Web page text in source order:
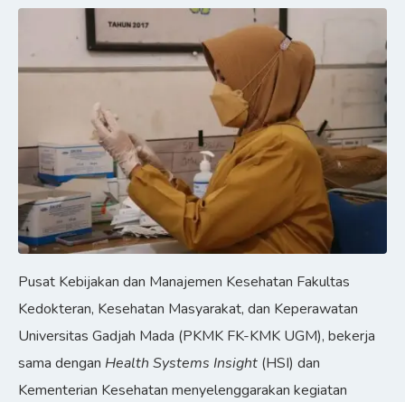
Pusat Kebijakan dan Manajemen Kesehatan Fakultas
Kedokteran, Kesehatan Masyarakat, dan Keperawatan
Universitas Gadjah Mada (PKMK FK-KMK UGM), bekerja
sama dengan Health Systems Insight (HSI) dan
Kementerian Kesehatan menyelenggarakan kegiatan